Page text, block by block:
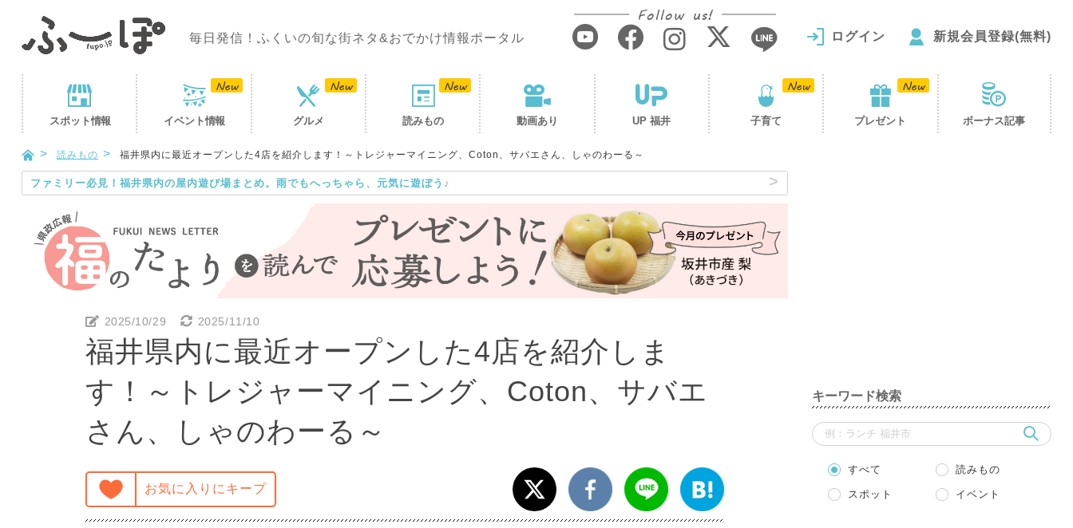
毎日発信！ふくいの旬な街ネタ&おでかけ情報ポータル
Follow us!
ログイン 新規会員登録(無料)
スポット情報 イベント情報 グルメ 読みもの 動画あり UP 福井 子育て プレゼント ボーナス記事
読みもの 福井県内に最近オープンした4店を紹介します！～トレジャーマイニング、Coton、サバエさん、しゃのわーる～
ファミリー必見！福井県内の屋内遊び場まとめ。雨でもへっちゃら、元気に遊ぼう♪
2025/10/29 2025/11/10
福井県内に最近オープンした4店を紹介しま
す！～トレジャーマイニング、Coton、サバエ
さん、しゃのわーる～
お気に入りにキープ
キーワード検索
すべて 読みもの
スポット イベント